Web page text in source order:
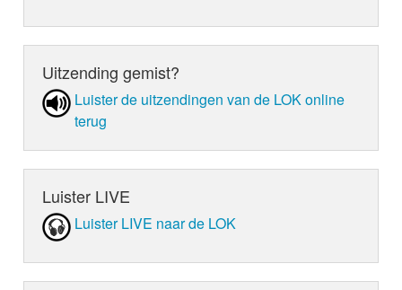
Uitzending gemist?
Luister de uit­zen­din­gen van de LOK online
terug
Luister LIVE
Luister LIVE naar de LOK